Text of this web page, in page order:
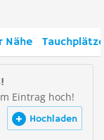
Nähe
Eintrag hoch!
Hochladen